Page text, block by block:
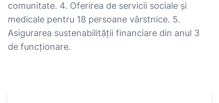
comunitate. 4. Oferirea de servicii sociale și
medicale pentru 18 persoane vârstnice. 5.
Asigurarea sustenabilității financiare din anul 3
de funcționare.